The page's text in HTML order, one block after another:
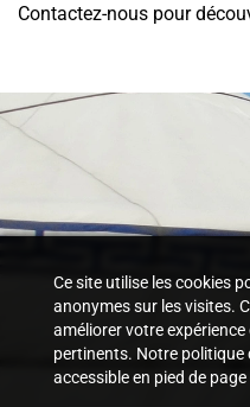
Contactez-nous pour
Ce site utilise les cookies
anonymes sur les visites.
améliorer votre
pertinents. Notre politique
accessible en pied de